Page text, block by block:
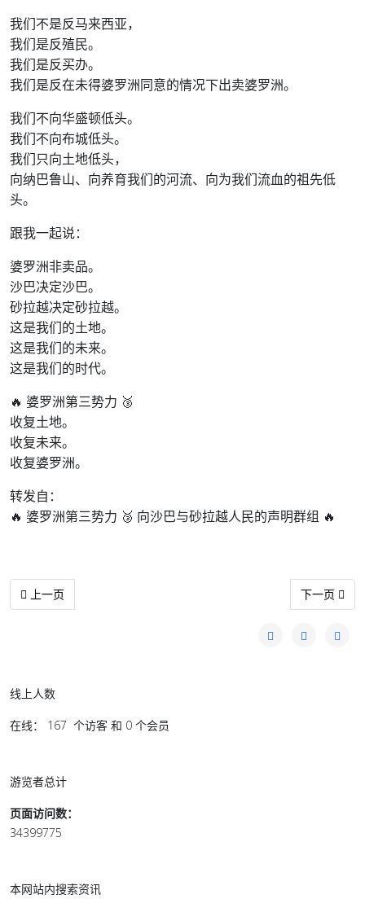
我们不是反马来西亚，
我们是反殖民。
我们是反买办。
我们是反在未得婆罗洲同意的情况下出卖婆罗洲。
我们不向华盛顿低头。
我们不向布城低头。
我们只向土地低头，
向纳巴鲁山、向养育我们的河流、向为我们流血的祖先低
头。
跟我一起说：
婆罗洲非卖品。
沙巴决定沙巴。
砂拉越决定砂拉越。
这是我们的土地。
这是我们的未来。
这是我们的时代。
🔥 婆罗洲第三势力 🥉
收复土地。
收复未来。
收复婆罗洲。
转发自：
🔥 婆罗洲第三势力 🥉 向沙巴与砂拉越人民的声明群组 🔥
上一篇文章: 台湾有事”发言符合政府见解 日相：不会撤回或取消
上一页 下一篇文章:
下一页
线上人数
在线： 167 个访客 和 0 个会员
游览者总计
页面访问数：
34399775
本网站内搜索资讯